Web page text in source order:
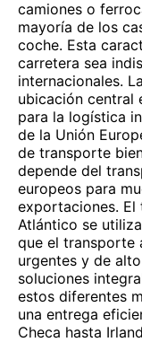
camiones o
mayoría de los
coche. Esta
carretera sea
internacionales.
ubicación central
para la logística
de la Unión
de transporte
depende del
europeos para
exportaciones.
Atlántico se
que el transporte
urgentes y de
soluciones
estos diferentes
una entrega
Checa hasta